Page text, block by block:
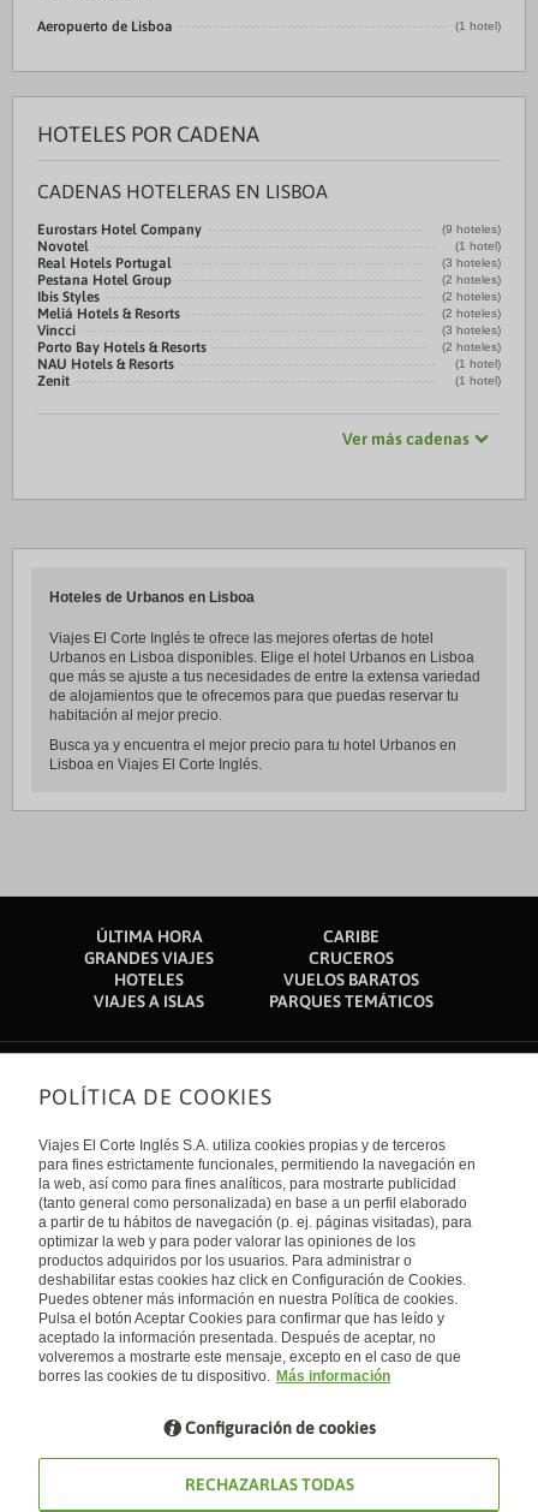
Aeropuerto de Lisboa (1 hotel)
HOTELES POR CADENA
CADENAS HOTELERAS EN LISBOA
Eurostars Hotel Company (9 hoteles)
Novotel (1 hotel)
Real Hotels Portugal (3 hoteles)
Pestana Hotel Group (2 hoteles)
Ibis Styles (2 hoteles)
Meliá Hotels & Resorts (2 hoteles)
Vincci (3 hoteles)
Porto Bay Hotels & Resorts (2 hoteles)
NAU Hotels & Resorts (1 hotel)
Zenit (1 hotel)
Ver más cadenas
Hoteles de Urbanos en Lisboa
Viajes El Corte Inglés te ofrece las mejores ofertas de hotel
Urbanos en Lisboa disponibles. Elige el hotel Urbanos en Lisboa
que más se ajuste a tus necesidades de entre la extensa variedad
de alojamientos que te ofrecemos para que puedas reservar tu
habitación al mejor precio.
Busca ya y encuentra el mejor precio para tu hotel Urbanos en
Lisboa en Viajes El Corte Inglés.
ÚLTIMA HORA
CARIBE
GRANDES VIAJES
CRUCEROS
HOTELES
VUELOS BARATOS
VIAJES A ISLAS
PARQUES TEMÁTICOS
Sobre nosotros
Quiénes somos
Financiación
Sostenibilidad
Turismo accesible
Tarjeta El Corte Inglés
Trabaja con nosotros
El Corte Inglés
Canal Ético
Enlaces de interés
Guías de viaje
Catálogos
Auto check-in
Condiciones Generales
Política de privacidad
Política de cookies
Accesibilidad
Empresas/ Grupos
Internacional
España
Visita nuestro blog
Blog de Viajes el Corte inglés
POLÍTICA DE COOKIES
Viajes El Corte Inglés S.A. utiliza cookies propias y de terceros
para fines estrictamente funcionales, permitiendo la navegación en
la web, así como para fines analíticos, para mostrarte publicidad
(tanto general como personalizada) en base a un perfil elaborado
a partir de tu hábitos de navegación (p. ej. páginas visitadas), para
optimizar la web y para poder valorar las opiniones de los
productos adquiridos por los usuarios. Para administrar o
deshabilitar estas cookies haz click en Configuración de Cookies.
Puedes obtener más información en nuestra Política de cookies.
Pulsa el botón Aceptar Cookies para confirmar que has leído y
aceptado la información presentada. Después de aceptar, no
volveremos a mostrarte este mensaje, excepto en el caso de que
borres las cookies de tu dispositivo. Más información
Configuración de cookies
RECHAZARLAS TODAS